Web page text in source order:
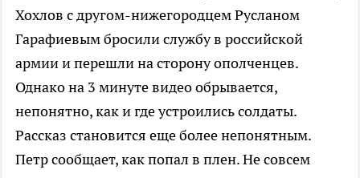
Хохлов с другом-нижегородцем Русланом
Гарафиевым бросили службу в российской
армии и перешли на сторону ополченцев.
Однако на 3 минуте видео обрывается,
непонятно, как и где устроились солдаты.
Рассказ становится еще более непонятным.
Петр сообщает, как попал в плен. Не совсем